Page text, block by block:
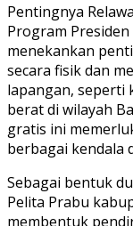
Pentingnya
Program
menekankan
secara fisik dan
lapangan, seperti
berat di wilayah
gratis ini
berbagai kendala
Sebagai bentuk
Pelita Prabu
membentuk